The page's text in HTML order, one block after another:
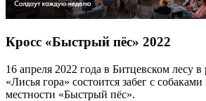
Кросс «Быстрый пёс» 2022
16 апреля 2022 года в Битцевском лесу в
«Лисья гора» состоится забег с
местности «Быстрый пёс».